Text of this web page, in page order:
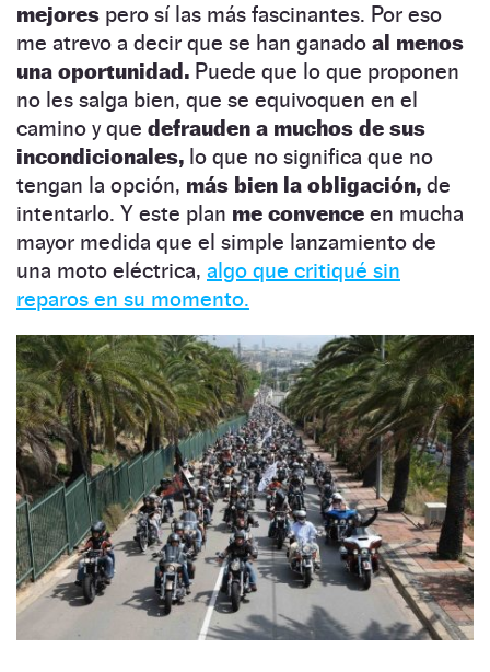
mejores pero sí las más fascinantes. Por eso
me atrevo a decir que se han ganado al menos
una oportunidad. Puede que lo que proponen
no les salga bien, que se equivoquen en el
camino y que defrauden a muchos de sus
incondicionales, lo que no significa que no
tengan la opción, más bien la obligación, de
intentarlo. Y este plan me convence en mucha
mayor medida que el simple lanzamiento de
una moto eléctrica, algo que critiqué sin
reparos en su momento.